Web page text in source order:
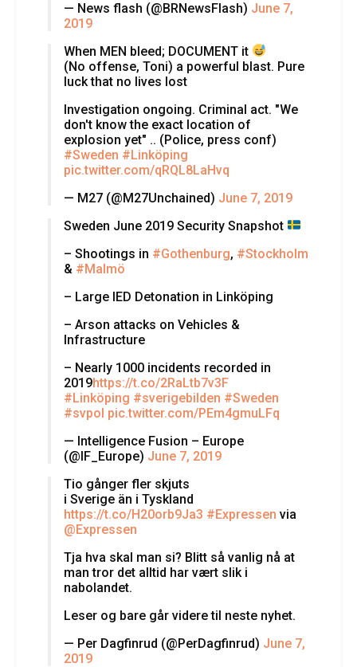
— News flash (@BRNewsFlash) June 7,
2019
When MEN bleed; DOCUMENT it
(No offense, Toni) a powerful blast. Pure
luck that no lives lost
Investigation ongoing. Criminal act. "We
don't know the exact location of
explosion yet" .. (Police, press conf)
#Sweden #Linköping
pic.twitter.com/qRQL8LaHvq
— M27 (@M27Unchained) June 7, 2019
Sweden June 2019 Security Snapshot
– Shootings in #Gothenburg, #Stockholm
& #Malmö
– Large IED Detonation in Linköping
– Arson attacks on Vehicles &
Infrastructure
– Nearly 1000 incidents recorded in
2019https://t.co/2RaLtb7v3F
#Linköping #sverigebilden #Sweden
#svpol pic.twitter.com/PEm4gmuLFq
— Intelligence Fusion – Europe
(@IF_Europe) June 7, 2019
Tio gånger fler skjuts
i Sverige än i Tyskland
https://t.co/H20orb9Ja3 #Expressen via
@Expressen
Tja hva skal man si? Blitt så vanlig nå at
man tror det alltid har vært slik i
nabolandet.
Leser og bare går videre til neste nyhet.
— Per Dagfinrud (@PerDagfinrud) June 7,
2019